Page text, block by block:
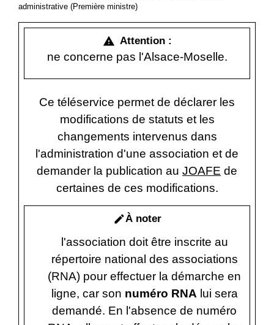
administrative (Première ministre)
warning Attention :
ne concerne pas l'Alsace-Moselle.
Ce téléservice permet de déclarer les
modifications de statuts et les
changements intervenus dans
l'administration d'une association et de
demander la publication au JOAFE de
certaines de ces modifications.
editÀ noter
l'association doit être inscrite au
répertoire national des associations
(RNA) pour effectuer la démarche en
ligne, car son numéro RNA lui sera
demandé. En l'absence de numéro